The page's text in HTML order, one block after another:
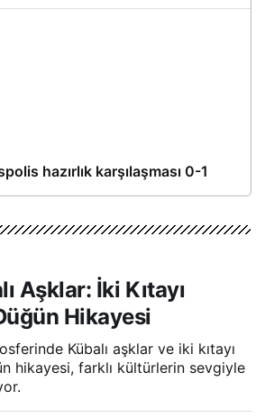
hazırlık karşılaşması 0-1
Aşklar: İki Kıtayı
Hikayesi
Kübalı aşklar ve iki kıtayı
hikayesi, farklı kültürlerin sevgiyle